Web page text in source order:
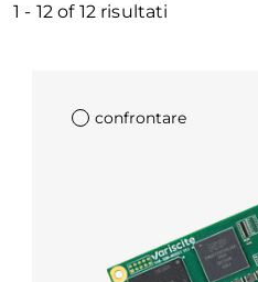
1 - 12of 12risultati
confrontare